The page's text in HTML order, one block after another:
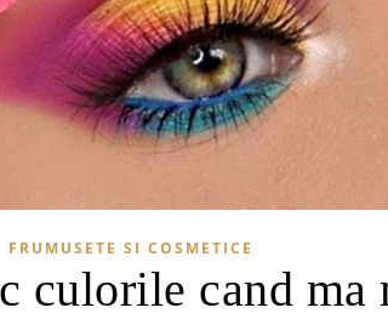
FRUMUSETE SI COSMETICE
culorile cand ma